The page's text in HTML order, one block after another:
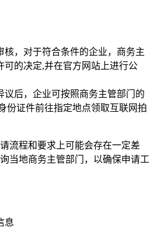
核，对于符合条件的企业，商务主
可的决定,并在官方网站上进行公
议后，企业可按照商务主管部门的
份证件前往指定地点领取互联网拍
流程和要求上可能会存在一定差
当地商务主管部门，以确保申请工
息